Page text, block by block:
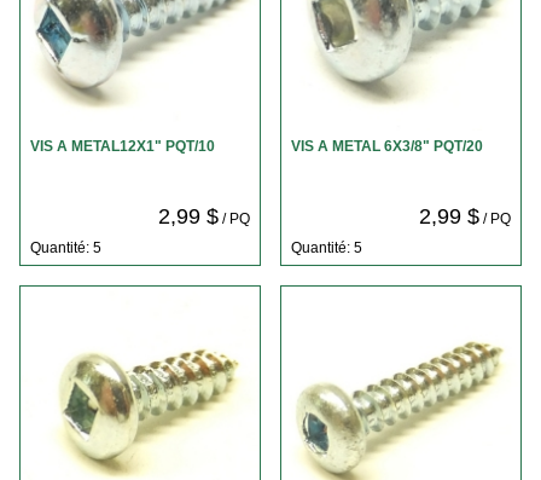
VIS A METAL12X1" PQT/10
2,99 $/ PQ
Quantité: 5
VIS A METAL 6X3/8" PQT/20
2,99 $/ PQ
Quantité: 5